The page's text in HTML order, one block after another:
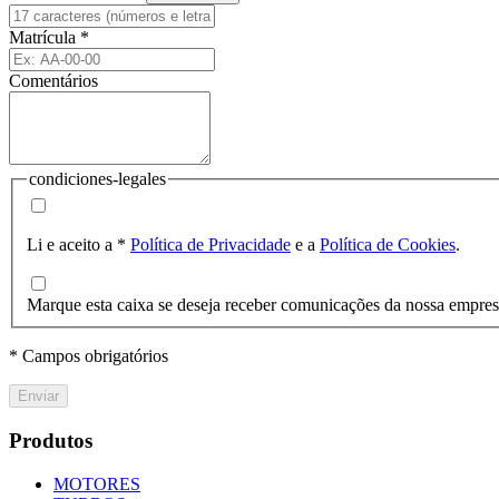
Matrícula *
Comentários
condiciones-legales
Li e aceito a * Política de Privacidade e a Política de Cookies.
Marque esta caixa se deseja receber comunicações da nossa
* Campos obrigatórios
Enviar
Produtos
MOTORES